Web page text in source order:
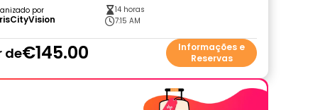
por
14 horas
7:15 AM
de€145.00
Informações e
Reservas